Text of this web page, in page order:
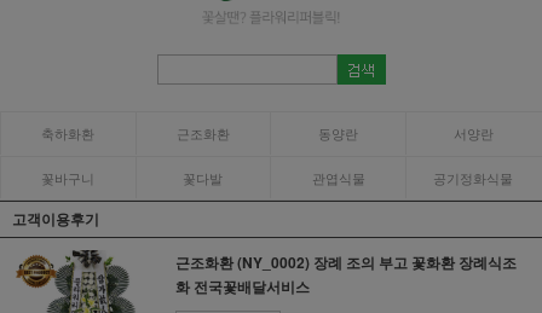
축하화환 근조화환 동양란 서양란
꽃바구니 꽃다발 관엽식물 공기정화식물
고객이용후기
근조화환 (NY_0002) 장례 조의 부고 꽃화환 장례식조
화 전국꽃배달서비스